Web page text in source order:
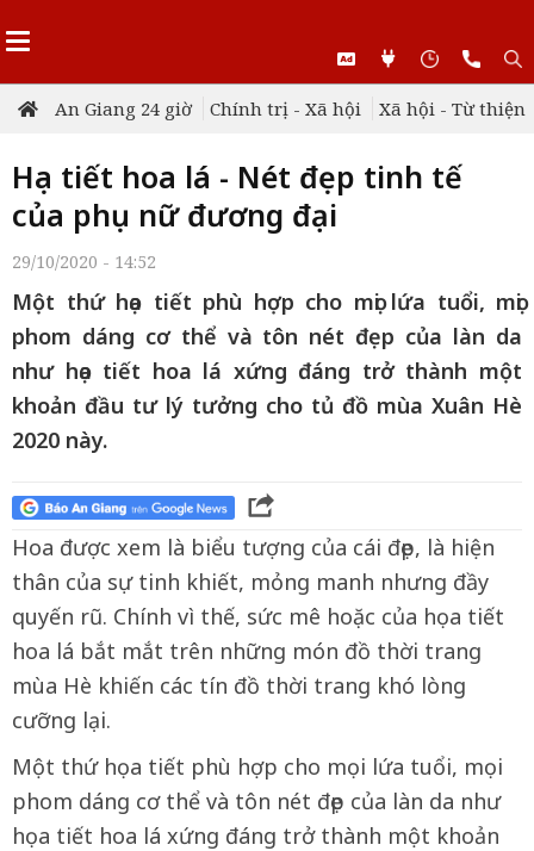
An Giang 24 giờ Chính trị - Xã hội Xã hội - Từ thiện
Họa tiết hoa lá - Nét đẹp tinh tế
của phụ nữ đương đại
29/10/2020 - 14:52
Một thứ họa tiết phù hợp cho mọi lứa tuổi, mọi
phom dáng cơ thể và tôn nét đẹp của làn da
như họa tiết hoa lá xứng đáng trở thành một
khoản đầu tư lý tưởng cho tủ đồ mùa Xuân Hè
2020 này.
Hoa được xem là biểu tượng của cái đẹp, là hiện
thân của sự tinh khiết, mỏng manh nhưng đầy
quyến rũ. Chính vì thế, sức mê hoặc của họa tiết
hoa lá bắt mắt trên những món đồ thời trang
mùa Hè khiến các tín đồ thời trang khó lòng
cưỡng lại.
Một thứ họa tiết phù hợp cho mọi lứa tuổi, mọi
phom dáng cơ thể và tôn nét đẹp của làn da như
họa tiết hoa lá xứng đáng trở thành một khoản